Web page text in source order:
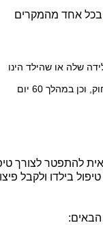
בכל אחד מהמקרים
שלה או שהילד הינו
במהלך תקופת הארכת חופשת הלידה לחופשה ללא תשלום לפי סעיף 7(ד1) לחוק, וכן במהלך 60 יום
תשכ"ג-1973, כשם שהאם רשאית להתפטר
בילדו ולקבל
הבאים: